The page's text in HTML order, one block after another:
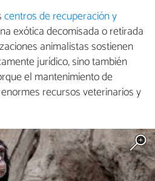
centros de recuperación y
exótica decomisada o retirada
animalistas sostienen
jurídico, sino también
el mantenimiento de
recursos veterinarios y